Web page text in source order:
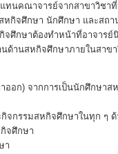
ทนคณาจารย์จากสาขาวิชา
กิจศึกษา นักศึกษา และสถ
ศึกษาต้องทำหน้าที่อาจารย์
ด้านสหกิจศึกษาภายในสาข
อก) จากการเป็นนักศึกษาส
จกรรมสหกิจศึกษาในทุก ๆ
จศึกษา
า